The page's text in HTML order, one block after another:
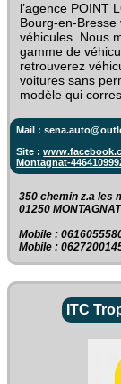
l’agence POINT
Bourg-en-
véhicules. Nous
gamme de
retrouverez
voitures sans
modèle qui
Mail :
Site :
Montagnat-
350 chemin z.a les
01250 MONTAGNAT
Mobile :
Mobile :
ITC